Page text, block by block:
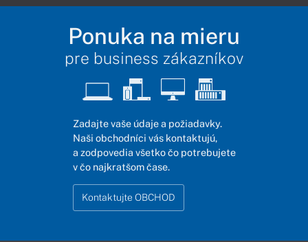
Ponuka na mieru
pre business zákazníkov
Zadajte vaše údaje a požiadavky.
Naši obchodníci vás kontaktujú,
a zodpovedia všetko čo potrebujete
v čo najkratšom čase.
Kontaktujte OBCHOD